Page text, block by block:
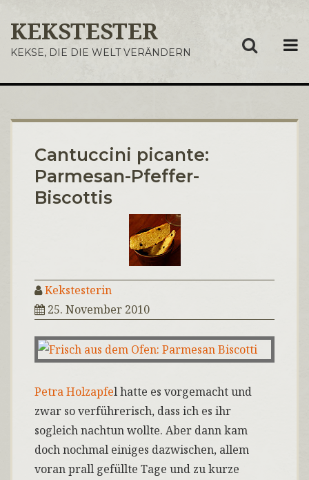
KEKSTESTER
KEKSE, DIE DIE WELT VERÄNDERN
Cantuccini picante:
Parmesan-Pfeffer-
Biscottis
Kekstesterin
25. November 2010
Petra Holzapfel hatte es vorgemacht und
zwar so verführerisch, dass ich es ihr
sogleich nachtun wollte. Aber dann kam
doch nochmal einiges dazwischen, allem
voran prall gefüllte Tage und zu kurze